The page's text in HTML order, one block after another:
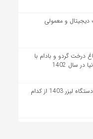
دیجیتال و معمولی
درخت گردو و بادام با
سال 1402
پرفروش ترین دستگاه لیزر 1403 از کدام